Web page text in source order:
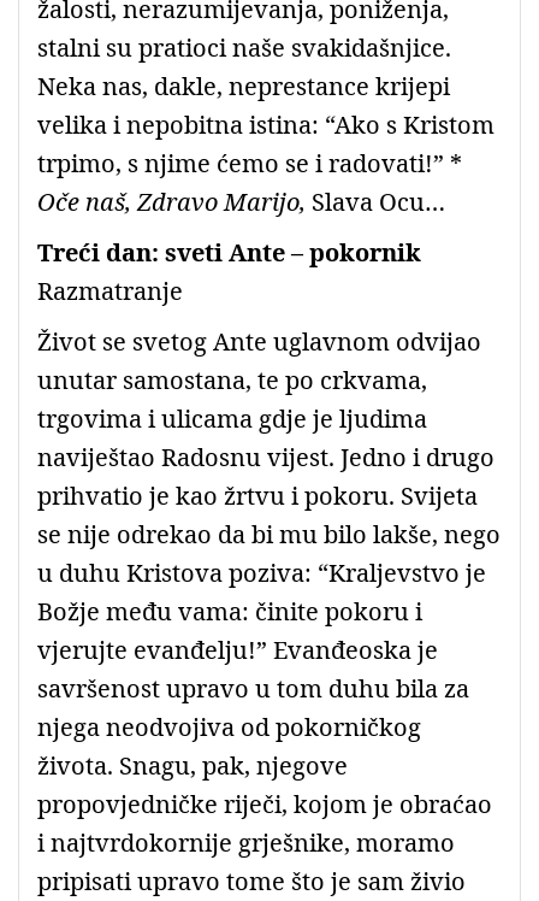
žalosti, nerazumijevanja, poniženja,
stalni su pratioci naše svakidašnjice.
Neka nas, dakle, neprestance krijepi
velika i nepobitna istina: “Ako s Kristom
trpimo, s njime ćemo se i radovati!” *
Oče naš, Zdravo Marijo, Slava Ocu…
Treći dan: sveti Ante – pokornik
Razmatranje
Život se svetog Ante uglavnom odvijao
unutar samostana, te po crkvama,
trgovima i ulicama gdje je ljudima
naviještao Radosnu vijest. Jedno i drugo
prihvatio je kao žrtvu i pokoru. Svijeta
se nije odrekao da bi mu bilo lakše, nego
u duhu Kristova poziva: “Kraljevstvo je
Božje među vama: činite pokoru i
vjerujte evanđelju!” Evanđeoska je
savršenost upravo u tom duhu bila za
njega neodvojiva od pokorničkog
života. Snagu, pak, njegove
propovjedničke riječi, kojom je obraćao
i najtvrdokornije grješnike, moramo
pripisati upravo tome što je sam živio